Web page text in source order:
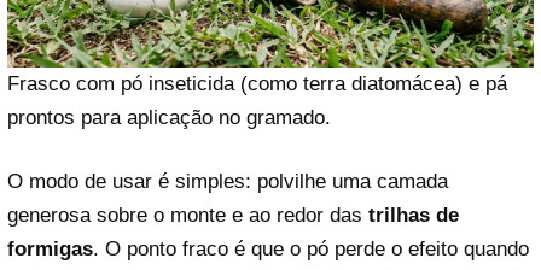
Frasco com pó inseticida (como terra diatomácea) e pá
prontos para aplicação no gramado.
O modo de usar é simples: polvilhe uma camada
generosa sobre o monte e ao redor das trilhas de
formigas. O ponto fraco é que o pó perde o efeito quando